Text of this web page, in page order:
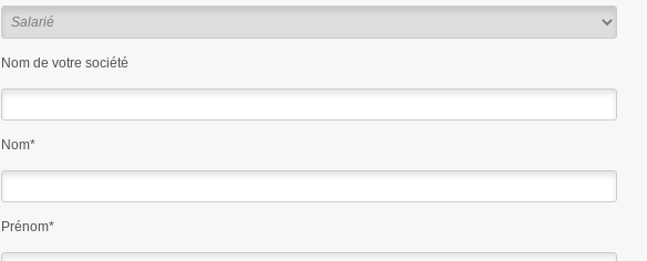
Nom de votre société
Nom*
Prénom*